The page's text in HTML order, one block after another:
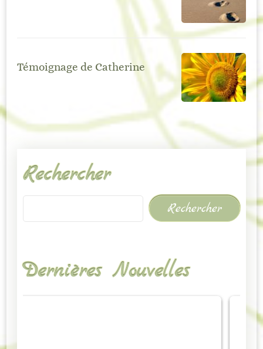
Témoignage de Catherine
Rechercher
Rechercher
Dernières Nouvelles